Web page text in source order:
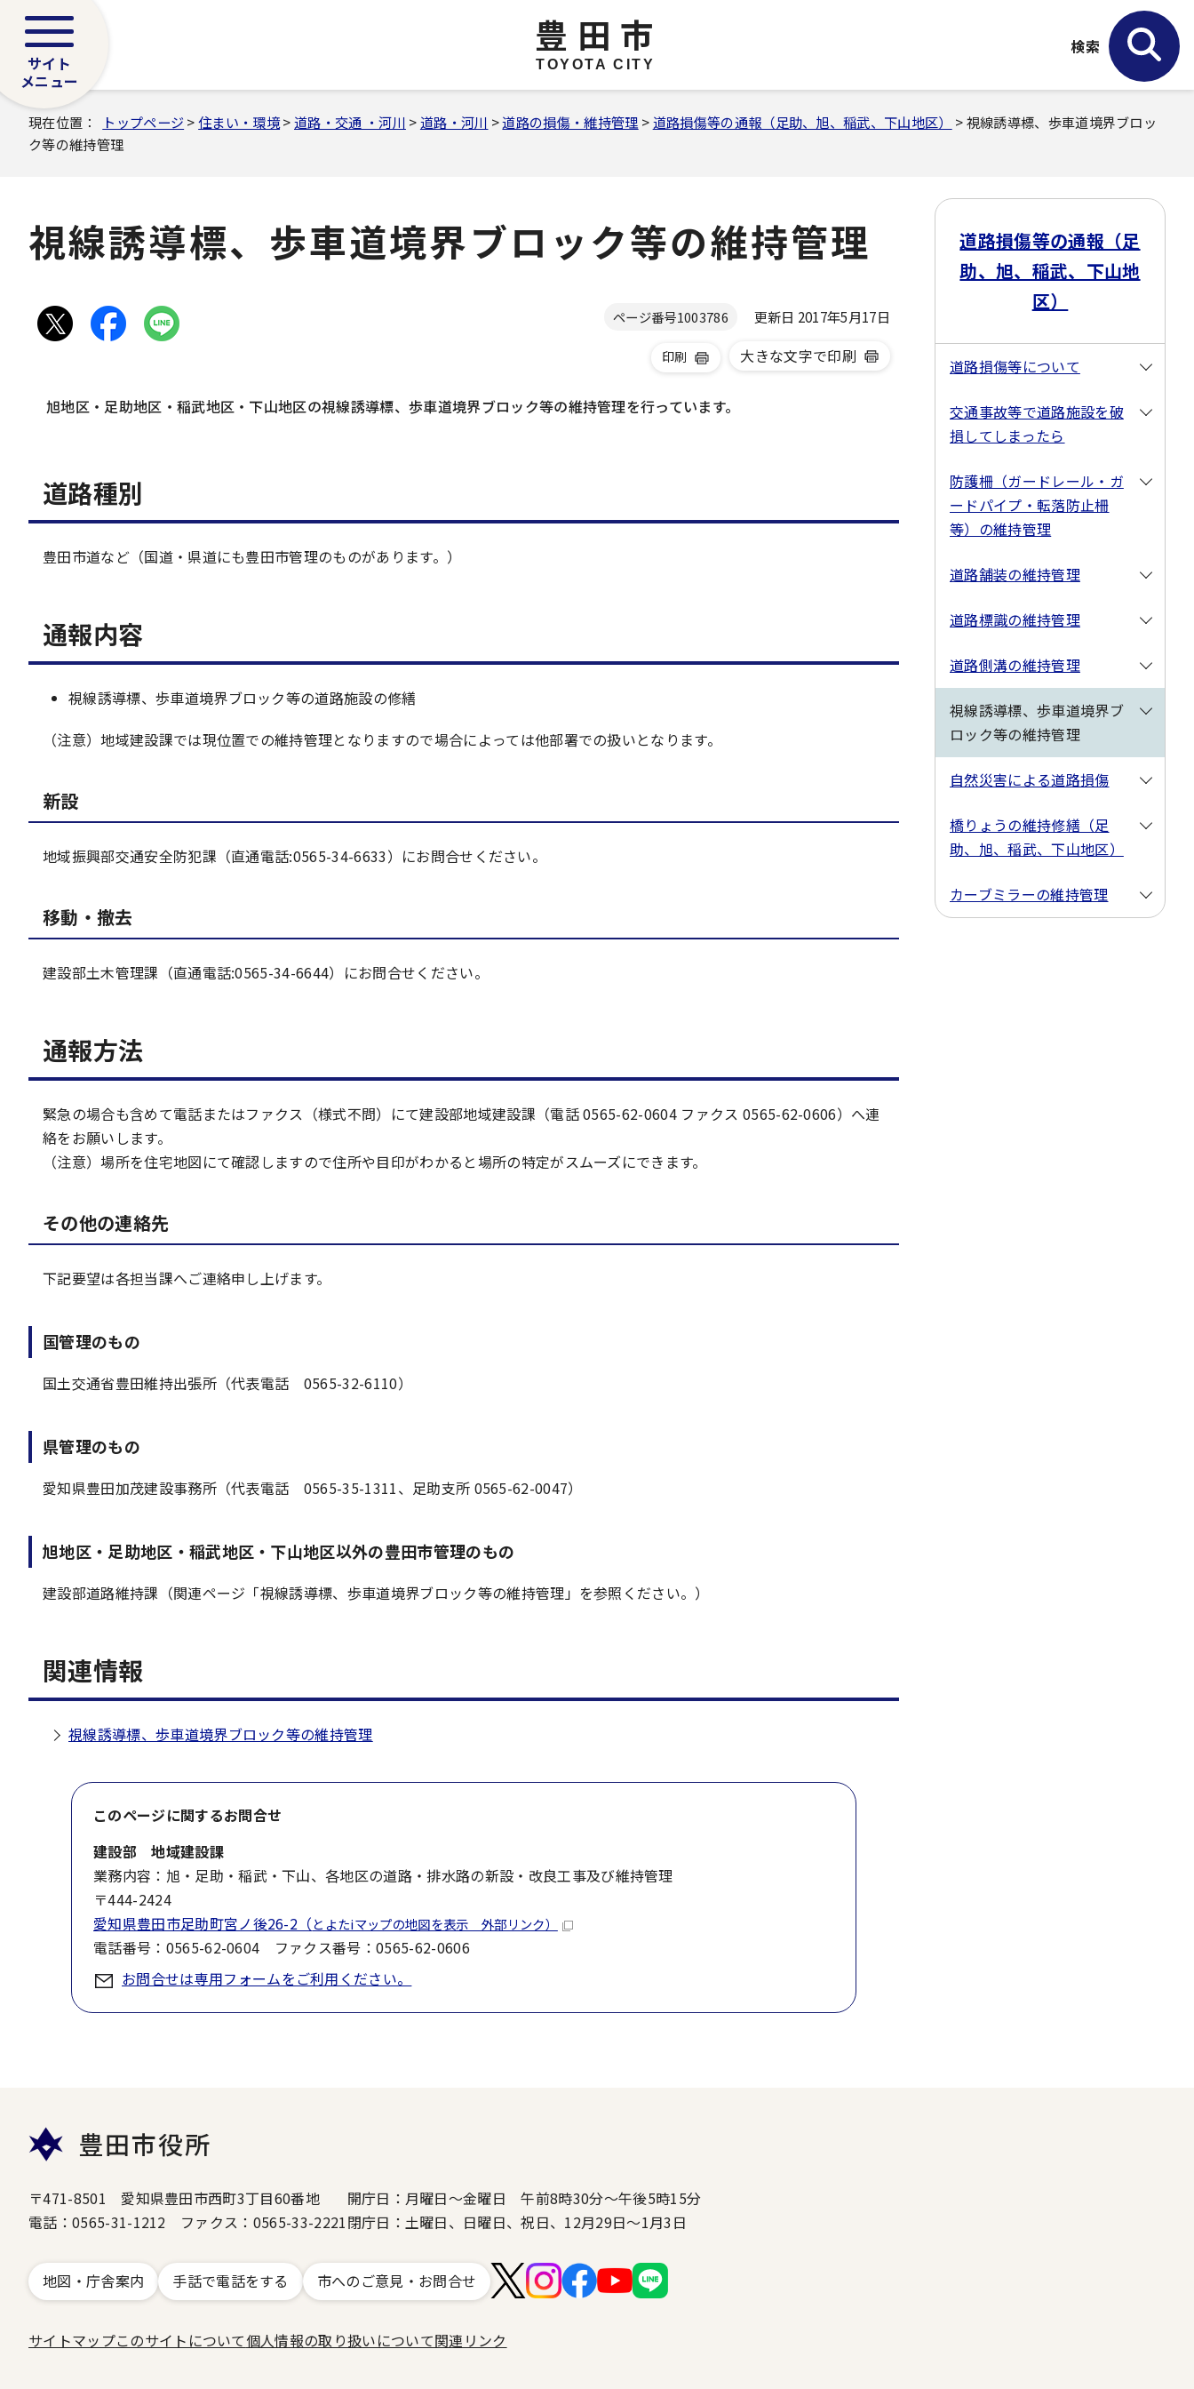
豊田市
TOYOTA CITY
サイト
メニュー
検索
現在位置： トップページ >住まい・環境>道路・交通 ・河川 >道路・河川 >道路の損傷・維持管理 >道路損傷等の通報（足助、旭、稲武、下山地区）
> 視線誘導標、歩車道境界ブロッ
ク等の維持管理
視線誘導標、歩車道境界ブロック等の維持管理
ページ番号1003786 更新日 2017年5月17日
印刷 大きな文字で印刷
旭地区・足助地区・稲武地区・下山地区の視線誘導標、歩車道境界ブロック等の維持管理を行っています。
道路種別
豊田市道など（国道・県道にも豊田市管理のものがあります。）
通報内容
視線誘導標、歩車道境界ブロック等の道路施設の修繕
（注意）地域建設課では現位置での維持管理となりますので場合によっては他部署での扱いとなります。
新設
地域振興部交通安全防犯課（直通電話:0565-34-6633）にお問合せください。
移動・撤去
建設部土木管理課（直通電話:0565-34-6644）にお問合せください。
通報方法
緊急の場合も含めて電話またはファクス（様式不問）にて建設部地域建設課（電話 0565-62-0604 ファクス 0565-62-0606）へ連
絡をお願いします。
（注意）場所を住宅地図にて確認しますので住所や目印がわかると場所の特定がスムーズにできます。
その他の連絡先
下記要望は各担当課へご連絡申し上げます。
国管理のもの
国土交通省豊田維持出張所（代表電話 0565-32-6110）
県管理のもの
愛知県豊田加茂建設事務所（代表電話 0565-35-1311、足助支所 0565-62-0047）
旭地区・足助地区・稲武地区・下山地区以外の豊田市管理のもの
建設部道路維持課（関連ページ「視線誘導標、歩車道境界ブロック等の維持管理」を参照ください。）
関連情報
視線誘導標、歩車道境界ブロック等の維持管理
このページに関するお問合せ
建設部 地域建設課
業務内容：旭・足助・稲武・下山、各地区の道路・排水路の新設・改良工事及び維持管理
〒444-2424
愛知県豊田市足助町宮ノ後26-2（とよたiマップの地図を表示 外部リンク）
電話番号：0565-62-0604 ファクス番号：0565-62-0606
お問合せは専用フォームをご利用ください。
道路損傷等の通報（足
助、旭、稲武、下山地
区）
道路損傷等について
交通事故等で道路施設を破
損してしまったら
防護柵（ガードレール・ガ
ードパイプ・転落防止柵
等）の維持管理
道路舗装の維持管理
道路標識の維持管理
道路側溝の維持管理
視線誘導標、歩車道境界ブ
ロック等の維持管理
自然災害による道路損傷
橋りょうの維持修繕（足
助、旭、稲武、下山地区）
カーブミラーの維持管理
豊田市役所
〒471-8501 愛知県豊田市西町3丁目60番地
電話：0565-31-1212 ファクス：0565-33-2221
開庁日：月曜日～金曜日 午前8時30分～午後5時15分
閉庁日：土曜日、日曜日、祝日、12月29日～1月3日
地図・庁舎案内 手話で電話をする 市へのご意見・お問合せ
サイトマップこのサイトについて個人情報の取り扱いについて関連リンク